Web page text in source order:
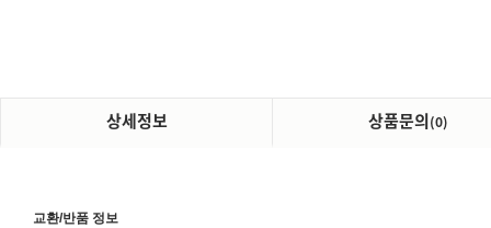
상세정보 상품문의(0)
교환/반품 정보